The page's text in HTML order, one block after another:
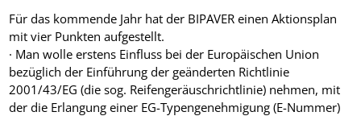
Für das kommende Jahr hat der BIPAVER einen Aktionsplan
mit vier Punkten aufgestellt.
· Man wolle erstens Einfluss bei der Europäischen Union
bezüglich der Einführung der geänderten Richtlinie
2001/43/EG (die sog. Reifengeräuschrichtlinie) nehmen, mit
der die Erlangung einer EG-Typengenehmigung (E-Nummer)